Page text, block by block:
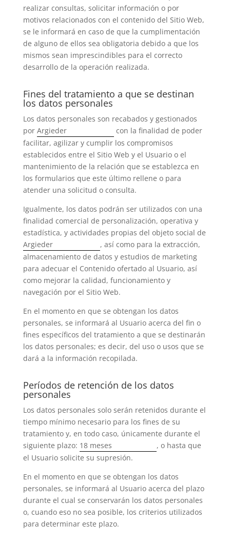
realizar consultas, solicitar información o por
motivos relacionados con el contenido del Sitio Web,
se le informará en caso de que la cumplimentación
de alguno de ellos sea obligatoria debido a que los
mismos sean imprescindibles para el correcto
desarrollo de la operación realizada.
Fines del tratamiento a que se destinan
los datos personales
Los datos personales son recabados y gestionados
por Argieder
con la finalidad de poder
facilitar, agilizar y cumplir los compromisos
establecidos entre el Sitio Web y el Usuario o el
mantenimiento de la relación que se establezca en
los formularios que este último rellene o para
atender una solicitud o consulta.
Igualmente, los datos podrán ser utilizados con una
finalidad comercial de personalización, operativa y
estadística, y actividades propias del objeto social de
Argieder
, así como para la extracción,
almacenamiento de datos y estudios de marketing
para adecuar el Contenido ofertado al Usuario, así
como mejorar la calidad, funcionamiento y
navegación por el Sitio Web.
En el momento en que se obtengan los datos
personales, se informará al Usuario acerca del fin o
fines específicos del tratamiento a que se destinarán
los datos personales; es decir, del uso o usos que se
dará a la información recopilada.
Períodos de retención de los datos
personales
Los datos personales solo serán retenidos durante el
tiempo mínimo necesario para los fines de su
tratamiento y, en todo caso, únicamente durante el
siguiente plazo: 18 meses
, o hasta que
el Usuario solicite su supresión.
En el momento en que se obtengan los datos
personales, se informará al Usuario acerca del plazo
durante el cual se conservarán los datos personales
o, cuando eso no sea posible, los criterios utilizados
para determinar este plazo.